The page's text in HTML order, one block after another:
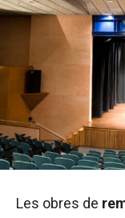
Les obres de